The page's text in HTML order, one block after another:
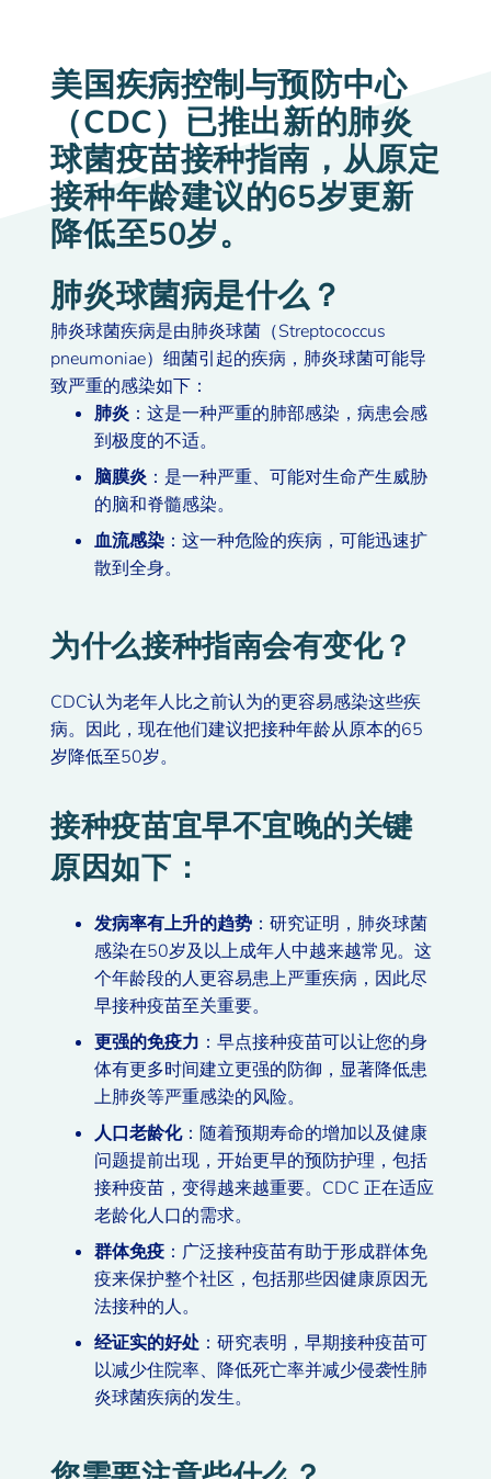
美国疾病控制与预防中心
（CDC）已推出新的肺炎
球菌疫苗接种指南，从原定
接种年龄建议的65岁更新
降低至50岁。
肺炎球菌病是什么？
肺炎球菌疾病是由肺炎球菌（Streptococcus
pneumoniae）细菌引起的疾病，肺炎球菌可能导
致严重的感染如下：
肺炎 ：这是一种严重的肺部感染，病患会感
到极度的不适。
脑膜炎 ：是一种严重、可能对生命产生威胁
的脑和脊髓感染。
血流感染 ：这一种危险的疾病，可能迅速扩
散到全身。
为什么接种指南会有变化？
CDC认为老年人比之前认为的更容易感染这些疾
病。因此，现在他们建议把接种年龄从原本的65
岁降低至50岁。
接种疫苗宜早不宜晚的关键
原因如下：
发病率有上升的趋势 ：研究证明，肺炎球菌
感染在50岁及以上成年人中越来越常见。这
个年龄段的人更容易患上严重疾病，因此尽
早接种疫苗至关重要。
更强的免疫力 ：早点接种疫苗可以让您的身
体有更多时间建立更强的防御，显著降低患
上肺炎等严重感染的风险。
人口老龄化：随着预期寿命的增加以及健康
问题提前出现，开始更早的预防护理，包括
接种疫苗，变得越来越重要。CDC 正在适应
老龄化人口的需求。
群体免疫 ：广泛接种疫苗有助于形成群体免
疫来保护整个社区，包括那些因健康原因无
法接种的人。
经证实的好处 ：研究表明，早期接种疫苗可
以减少住院率、降低死亡率并减少侵袭性肺
炎球菌疾病的发生。